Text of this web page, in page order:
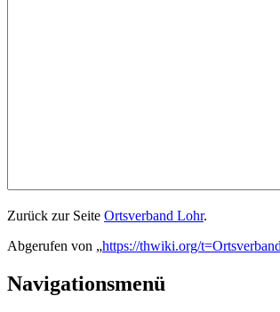
Zurück zur Seite Ortsverband Lohr.
Abgerufen von „https://thwiki.org/
Navigationsmenü